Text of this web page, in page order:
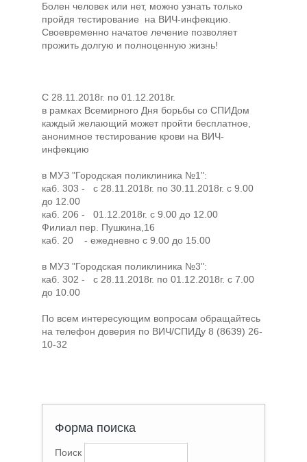
Болен человек или нет, можно узнать только
пройдя тестирование на ВИЧ-инфекцию.
Своевременно начатое лечение позволяет
прожить долгую и полноценную жизнь!
С 28.11.2018г. по 01.12.2018г.
в рамках Всемирного Дня борьбы со СПИДом
каждый желающий может пройти бесплатное,
анонимное тестирование крови на ВИЧ-
инфекцию
в МУЗ "Городская поликлиника №1":
каб. 303 - с 28.11.2018г. по 30.11.2018г. с 9.00
до 12.00
каб. 206 - 01.12.2018г. с 9.00 до 12.00
Филиал пер. Пушкина,16
каб. 20 - ежедневно с 9.00 до 15.00
в МУЗ "Городская поликлиника №3":
каб. 302 - с 28.11.2018г. по 01.12.2018г. с 7.00
до 10.00
По всем интересующим вопросам обращайтесь
на телефон доверия по ВИЧ/СПИДу 8 (8639) 26-
10-32
Форма поиска
Поиск